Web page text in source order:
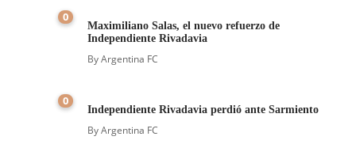
0
Maximiliano Salas, el nuevo refuerzo de
Independiente Rivadavia
ByArgentina FC
0
Independiente Rivadavia perdió ante Sarmiento
ByArgentina FC